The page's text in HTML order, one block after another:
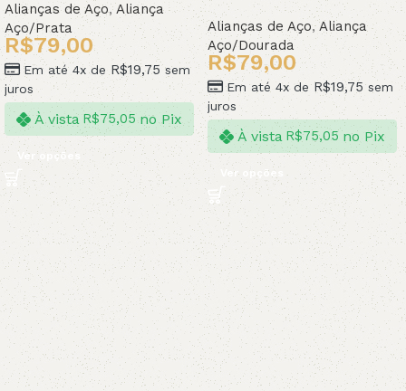
Alianças de Aço,Aliança
Aço/Prata
R$79,00
Em até 4x de R$19,75sem
juros
À vista R$75,05 no Pix
Ver opções
Alianças de Aço,Aliança
Aço/Dourada
R$79,00
Em até 4x deR$19,75sem
juros
À vista R$75,05 no Pix
Ver opções